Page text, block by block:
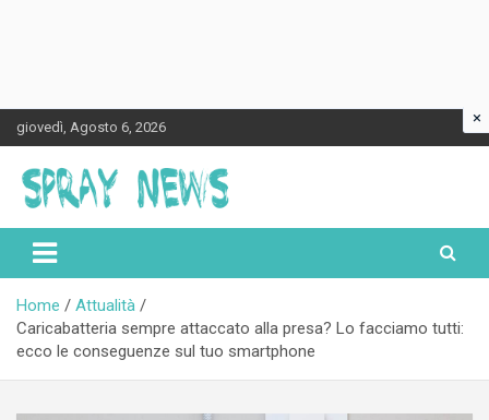
Skip
to
content
giovedì, Agosto 6, 2026
Spraynews.it
Home
Attualità
Caricabatteria sempre attaccato alla presa? Lo facciamo tutti:
ecco le conseguenze sul tuo smartphone
×